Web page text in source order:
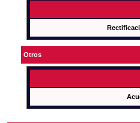
Otros